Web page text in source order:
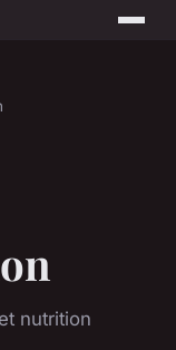
nutrition